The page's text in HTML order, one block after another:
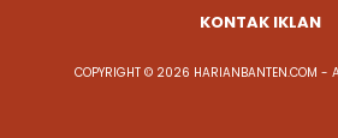
KONTAK IKLAN
COPYRIGHT © 2026 HARIANBANTEN.COM -